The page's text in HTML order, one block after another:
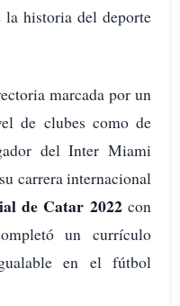
la historia del deporte
marcada por un
de clubes como de
del Inter Miami
carrera internacional
de Catar 2022con
un currículo
en el fútbol